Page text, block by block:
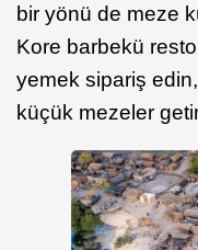
bir yönü de meze
Kore barbekü
yemek sipariş
küçük mezeler